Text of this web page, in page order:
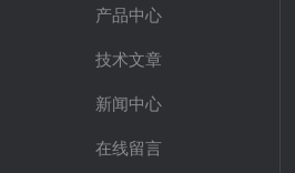
产品中心
技术文章
新闻中心
在线留言